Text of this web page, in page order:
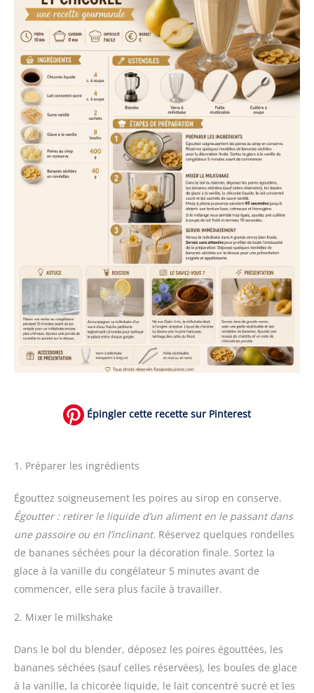
Épingler cette recette sur Pinterest
1. Préparer les ingrédients
Égouttez soigneusement les poires au sirop en conserve.
Égoutter : retirer le liquide d’un aliment en le passant dans
une passoire ou en l’inclinant. Réservez quelques rondelles
de bananes séchées pour la décoration finale. Sortez la
glace à la vanille du congélateur 5 minutes avant de
commencer, elle sera plus facile à travailler.
2. Mixer le milkshake
Dans le bol du blender, déposez les poires égouttées, les
bananes séchées (sauf celles réservées), les boules de glace
à la vanille, la chicorée liquide, le lait concentré sucré et les